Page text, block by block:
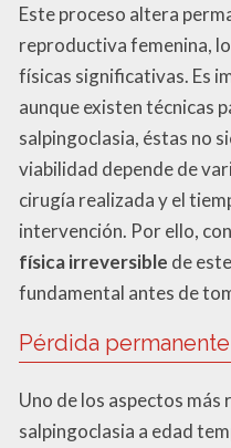
Este proceso altera
reproductiva femenina,
físicas significativas. Es
aunque existen técnicas
salpingoclasia, éstas no
viabilidad depende de
cirugía realizada y el
intervención. Por ello,
física irreversible de
fundamental antes de
Pérdida
Uno de los aspectos
salpingoclasia a edad